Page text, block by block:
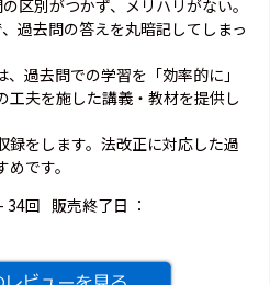
区別がつかず、メリハリがない。
過去問の答えを丸暗記してしまっ
過去問での学習を「効率的に」
工夫を施した講義・教材を提供し
録をします。法改正に対応した過
です。
34回
販売終了日 ：